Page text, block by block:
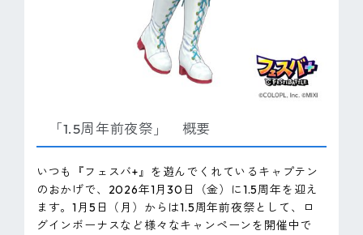
「1.5周年前夜祭」 概要
いつも『フェスバ+』を遊んでくれているキャプテン
のおかげで、2026年1月30日（金）に1.5周年を迎え
ます。1月5日（月）からは1.5周年前夜祭として、ロ
グインボーナスなど様々なキャンペーンを開催中で